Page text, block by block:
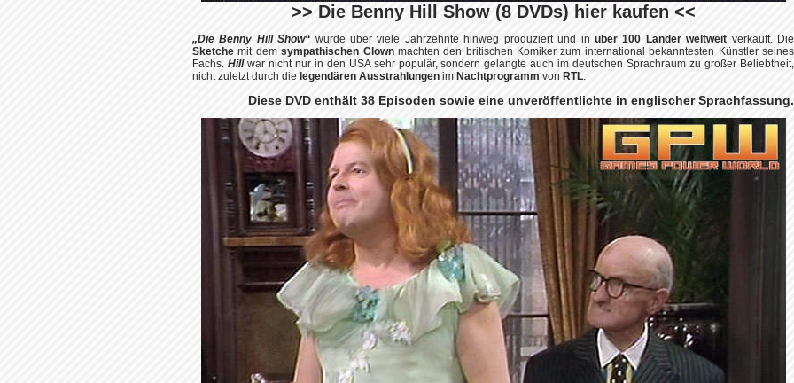
>> Die Benny Hill Show (8 DVDs) hier kaufen <<
„Die Benny Hill Show“ wurde über viele Jahrzehnte hinweg produziert und in über 100 Länder weltweit verkauft. Die
Sketchemit demsympathischen Clown machten den britischen Komiker zum international bekanntesten Künstler seines
Fachs. Hill war nicht nur in den USA sehr populär, sondern gelangte auch im deutschen Sprachraum zu großer Beliebtheit,
nicht zuletzt durch die legendären Ausstrahlungen im Nachtprogramm von RTL.
Diese DVD enthält 38 Episoden sowie eine unveröffentlichte in englischer Sprachfassung.